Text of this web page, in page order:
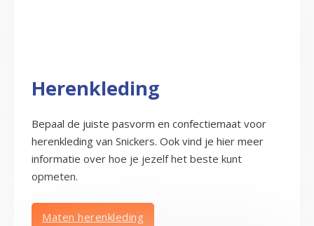
Herenkleding
Bepaal de juiste pasvorm en confectiemaat voor
herenkleding van Snickers. Ook vind je hier meer
informatie over hoe je jezelf het beste kunt
opmeten.
Maten herenkleding